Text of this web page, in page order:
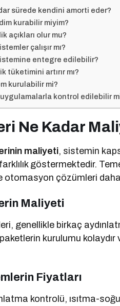
sürede kendini amorti eder?
kurabilir miyim?
açıkları olur mu?
çalışır mı?
entegre edilebilir?
tüketimini artırır mı?
kurulabilir mi?
uygulamalarla kontrol edilebilir
Ne Kadar
maliyeti, sistemin
göstermektedir.
çözümleri
Maliyeti
genellikle birkaç
kurulumu
Fiyatları
kontrolü, ısıtma-